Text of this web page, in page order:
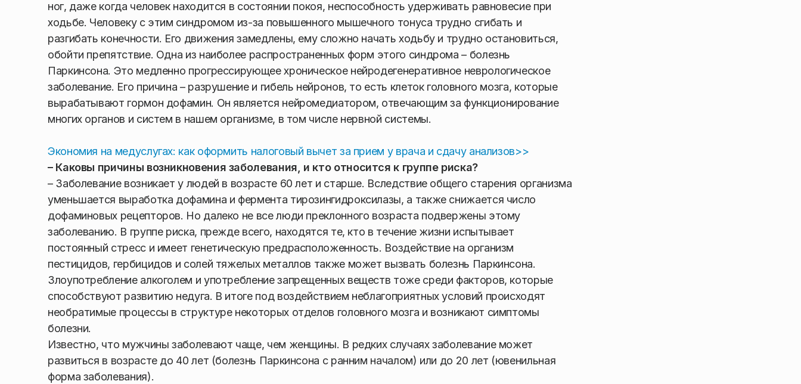
ног, даже когда человек находится в состоянии покоя, неспособность удерживать равновесие при
ходьбе. Человеку с этим синдромом из-за повышенного мышечного тонуса трудно сгибать и
разгибать конечности. Его движения замедлены, ему сложно начать ходьбу и трудно остановиться,
обойти препятствие. Одна из наиболее распространенных форм этого синдрома – болезнь
Паркинсона. Это медленно прогрессирующее хроническое нейродегенеративное неврологическое
заболевание. Его причина – разрушение и гибель нейронов, то есть клеток головного мозга, которые
вырабатывают гормон дофамин. Он является нейромедиатором, отвечающим за функционирование
многих органов и систем в нашем организме, в том числе нервной системы.
Экономия на медуслугах: как оформить налоговый вычет за прием у врача и сдачу анализов>>
– Каковы причины возникновения заболевания, и кто относится к группе риска?
– Заболевание возникает у людей в возрасте 60 лет и старше. Вследствие общего старения организма
уменьшается выработка дофамина и фермента тирозингидроксилазы, а также снижается число
дофаминовых рецепторов. Но далеко не все люди преклонного возраста подвержены этому
заболеванию. В группе риска, прежде всего, находятся те, кто в течение жизни испытывает
постоянный стресс и имеет генетическую предрасположенность. Воздействие на организм
пестицидов, гербицидов и солей тяжелых металлов также может вызвать болезнь Паркинсона.
Злоупотребление алкоголем и употребление запрещенных веществ тоже среди факторов, которые
способствуют развитию недуга. В итоге под воздействием неблагоприятных условий происходят
необратимые процессы в структуре некоторых отделов головного мозга и возникают симптомы
болезни.
Известно, что мужчины заболевают чаще, чем женщины. В редких случаях заболевание может
развиться в возрасте до 40 лет (болезнь Паркинсона с ранним началом) или до 20 лет (ювенильная
форма заболевания).